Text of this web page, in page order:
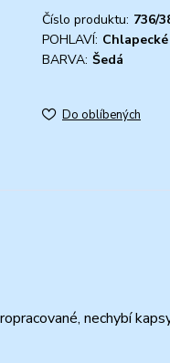
Číslo produktu: 736/
POHLAVÍ: Chlapecké
BARVA: Šedá
Do oblíbených
nechybí